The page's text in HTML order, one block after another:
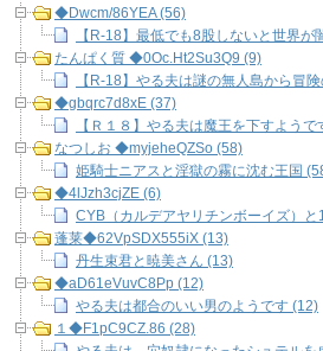
◆Dwcm/86YEA (56)
【R-18】最低でも8股しないと世界
たんぱく質 ◆0Oc.Ht2Su3Q9 (9)
【R-18】やる夫は謎の無人島から冒
◆gbqrc7d8xE (37)
【Ｒ１８】やる夫は魔王を下すようで
なつしお ◆myjeheQZSo (58)
姫騎士ニアスと淫獄の霧に沈む王国
◆4lJzh3cjZE (6)
CYB（カルデアヤリチンボーイズ）と
蓬莱◆62VpSDX555iX (13)
丹生束君と暁美さん (13)
◆aD61eVuvC8Pp (12)
やる夫は都合のいい男のようです (12)
１◆F1pC9CZ.86 (28)